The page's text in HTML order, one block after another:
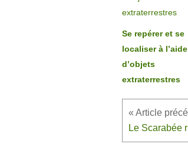
Se repérer et se
localiser à l’aide
d’objets
extraterrestres